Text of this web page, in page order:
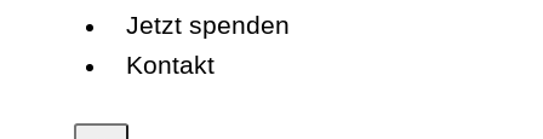
Jetzt spenden
Kontakt